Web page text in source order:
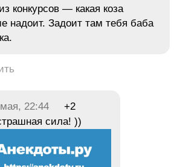
конкурсов — какая коза
надоит. Задоит там тебя баба
22:44
+2
сила! ))